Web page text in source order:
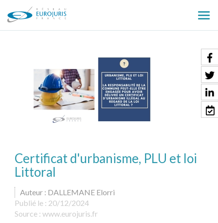
le
Certificat d'urbanisme, PLU et loi
Littoral
Auteur : DALLEMANE Elorri
Publié le : 20/12/2024
Source : www.eurojuris.fr